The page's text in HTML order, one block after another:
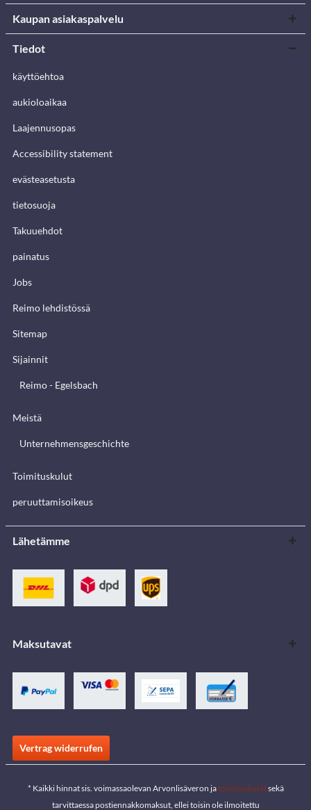
Kaupan asiakaspalvelu
Tiedot
käyttöehtoa
aukioloaikaa
Laajennusopas
Accessibility statement
evästeasetusta
tietosuoja
Takuuehdot
painatus
Jobs
Reimo lehdistössä
Sitemap
Sijainnit
Reimo - Egelsbach
Meistä
Unternehmensgeschichte
Toimituskulut
peruuttamisoikeus
Lähetämme
Maksutavat
Vertrag widerrufen
* Kaikki hinnat sis. voimassaolevan Arvonlisäveron jatoimituskulutsekä
tarvittaessa postiennakkomaksut, ellei toisin ole ilmoitettu